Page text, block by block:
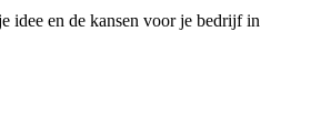
idee en de kansen voor je bedrijf in